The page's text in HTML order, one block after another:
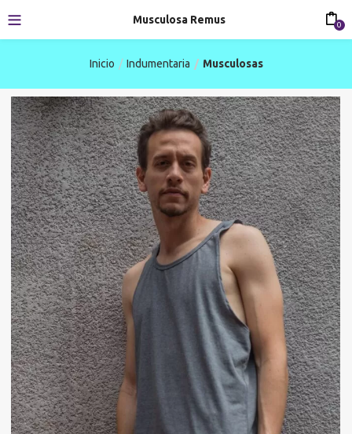
Musculosa Remus 0
Inicio Indumentaria Musculosas
-31%